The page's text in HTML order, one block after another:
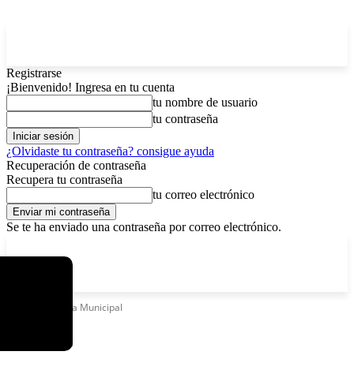
Registrarse
¡Bienvenido! Ingresa en tu cuenta
tu nombre de usuario
tu contraseña
¿Olvidaste tu contraseña? consigue ayuda
Recuperación de contraseña
Recupera tu contraseña
tu correo electrónico
Se te ha enviado una contraseña por correo electrónico.
Feria Municipal